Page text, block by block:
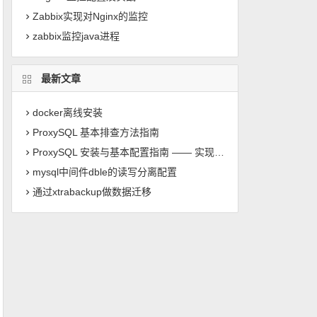
Zabbix实现对Nginx的监控
zabbix监控java进程
最新文章
docker离线安装
ProxySQL 基本排查方法指南
ProxySQL 安装与基本配置指南 —— 实现 MySQL 读写分离
mysql中间件dble的读写分离配置
通过xtrabackup做数据迁移